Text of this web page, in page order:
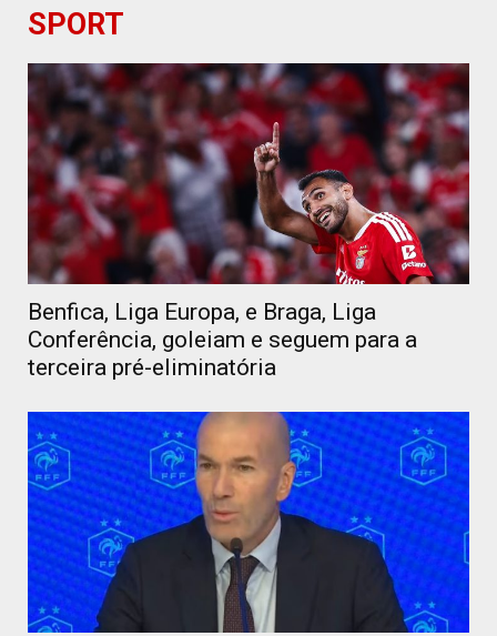
SPORT
Benfica, Liga Europa, e Braga, Liga
Conferência, goleiam e seguem para a
terceira pré-eliminatória